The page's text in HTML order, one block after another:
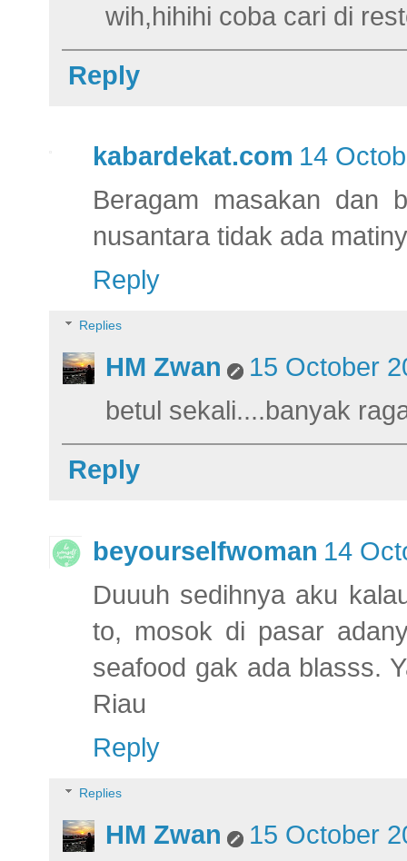
wih,hihihi coba cari di
Reply
kabardekat.com 14
Beragam masakan dan
nusantara tidak ada
Reply
Replies
HM Zwan
15 October
betul sekali....banyak
Reply
beyourselfwoman 14
Duuuh sedihnya aku
to, mosok di pasar
seafood gak ada blasss.
Riau
Reply
Replies
HM Zwan
15 October